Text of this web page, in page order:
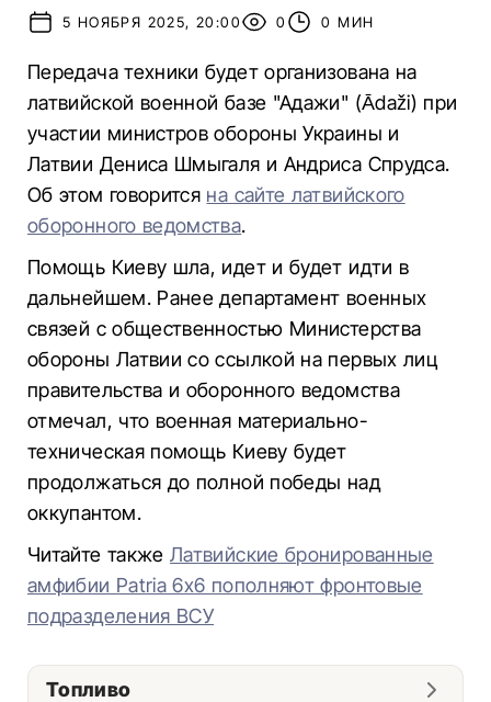
5 НОЯБРЯ 2025, 20:00
0 0 МИН
Передача техники будет организована на
латвийской военной базе "Адажи" (Ādaži) при
участии министров обороны Украины и
Латвии Дениса Шмыгаля и Андриса Спрудса.
Об этом говорится на сайте латвийского
оборонного ведомства.
Помощь Киеву шла, идет и будет идти в
дальнейшем. Ранее департамент военных
связей с общественностью Министерства
обороны Латвии со ссылкой на первых лиц
правительства и оборонного ведомства
отмечал, что военная материально-
техническая помощь Киеву будет
продолжаться до полной победы над
оккупантом.
Читайте такжеЛатвийские бронированные
амфибии Patria 6x6 пополняют фронтовые
подразделения ВСУ
Топливо